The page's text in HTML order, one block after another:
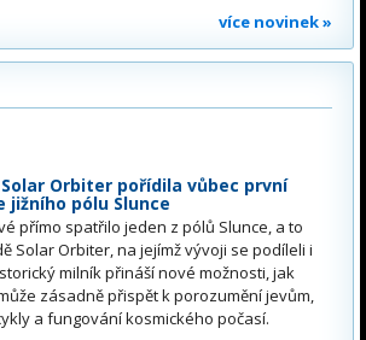
více novinek »
Orbiter pořídila vůbec první
pólu Slunce
přímo spatřilo jeden z pólů Slunce, a to
Solar Orbiter, na jejímž vývoji se podíleli i
milník přináší nové možnosti, jak
zásadně přispět k porozumění jevům,
a fungování kosmického počasí.